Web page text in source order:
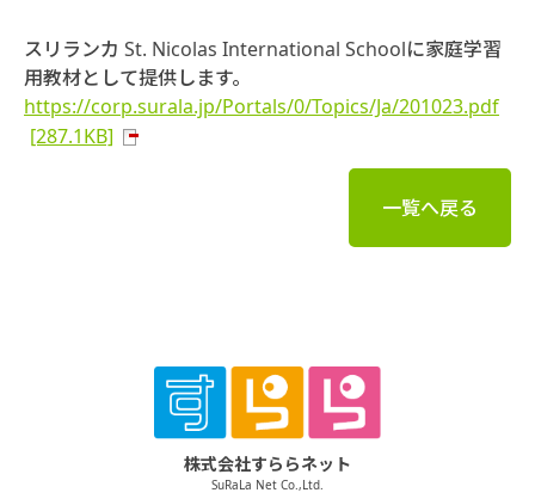
スリランカ St. Nicolas International Schoolに家庭学習
用教材として提供します。
https://corp.surala.jp/Portals/0/Topics/Ja/201023.pdf
[287.1KB]
一覧へ戻る
株式会社すららネット
SuRaLa Net Co.,Ltd.